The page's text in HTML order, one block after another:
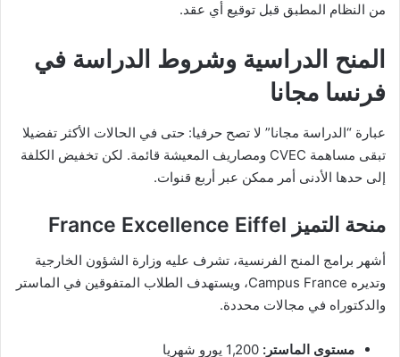
من النظام المطبق قبل توقيع أي عقد.
المنح الدراسية وشروط الدراسة في
فرنسا مجانا
عبارة “الدراسة مجانا” لا تصح حرفيا: حتى في الحالات الأكثر تفضيلا
تبقى مساهمة CVEC ومصاريف المعيشة قائمة. لكن تخفيض الكلفة
إلى حدها الأدنى أمر ممكن عبر أربع قنوات.
منحة التميز France Excellence Eiffel
أشهر برامج المنح الفرنسية، تشرف عليه وزارة الشؤون الخارجية
وتديره Campus France، ويستهدف الطلاب المتفوقين في الماستر
والدكتوراه في مجالات محددة.
مستوى الماستر: